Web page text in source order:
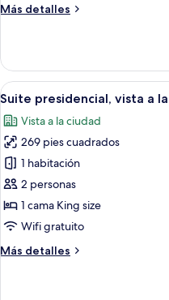
a
Más detalles
Más
junior,
patio,
vista
la
ciudad
Abrir
todas
las
fotos
de
Suite
presidencial,
vista
la
7
Suite presidencial, vista a
Vista a la ciudad
269 pies cuadrados
1 habitación
2 personas
1 cama King size
Wifi gratuito
Más detalles
Más